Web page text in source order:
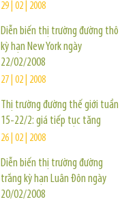
29 | 02 | 2008
Diễn biến thị trường đường thô
kỳ hạn New York ngày
22/02/2008
27 | 02 | 2008
Thị trường đường thế giới tuần
15-22/2: giá tiếp tục tăng
26 | 02 | 2008
Diễn biến thị trường đường
trắng kỳ hạn Luân Đôn ngày
20/02/2008